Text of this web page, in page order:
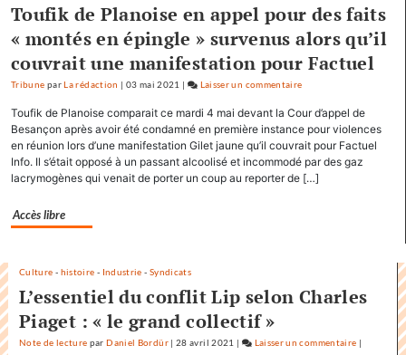
Toufik de Planoise en appel pour des faits
« montés en épingle » survenus alors qu’il
couvrait une manifestation pour Factuel
Tribune parLa rédaction | 03 mai 2021 | Laisser un commentaire
accapare
le
titre
Toufik de Planoise comparait ce mardi 4 mai devant la Cour d’appel de
Besançon après avoir été condamné en première instance pour violences
en réunion lors d’une manifestation Gilet jaune qu’il couvrait pour Factuel
Info. Il s’était opposé à un passant alcoolisé et incommodé par des gaz
lacrymogènes qui venait de porter un coup au reporter de […]
Accès libre
Culture - histoire - Industrie - Syndicats
L’essentiel du conflit Lip selon Charles
Piaget : « le grand collectif »
Note de lecture parDaniel Bordür| 28 avril 2021 | Laisser un commentaire on
|